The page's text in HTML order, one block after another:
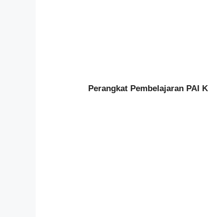
Perangkat Pembelajaran PAI